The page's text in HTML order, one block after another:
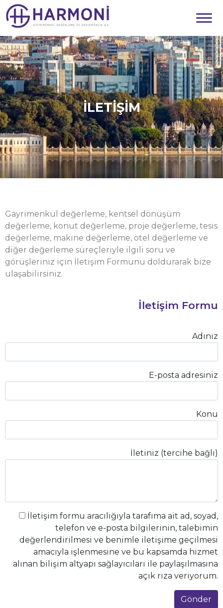
İLETİŞİM
Gayrimenkul değerleme, kentsel dönüşüm
değerleme, konut değerleme, proje değerleme, tesis
değerleme, makine değerleme, otel değerleme ve
diğer değerleme süreçleriyle ilgili soru ve
görüşleriniz için İletişim Formunu doldurarak bize
ulaşabilirsiniz.
İletişim Formu
Adınız
E-posta adresiniz
Konu
İletiniz (tercihe bağlı)
İletişim formu aracılığıyla tarafıma ait ad, soyad,
telefon ve e-posta bilgilerinin, talebimin
değerlendirilmesi ve benimle iletişime geçilmesi
amacıyla işlenmesine ve bu kapsamda hizmet
alınan bilişim altyapı sağlayıcıları ile paylaşılmasına
açık rıza veriyorum.